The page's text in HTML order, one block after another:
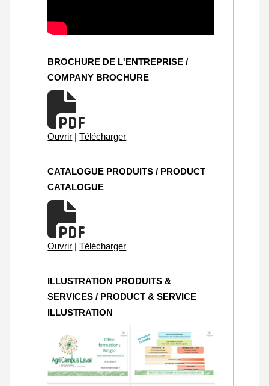
BROCHURE DE L'ENTREPRISE /
COMPANY BROCHURE
Ouvrir | Télécharger
CATALOGUE PRODUITS / PRODUCT
CATALOGUE
Ouvrir | Télécharger
ILLUSTRATION PRODUITS &
SERVICES / PRODUCT & SERVICE
ILLUSTRATION